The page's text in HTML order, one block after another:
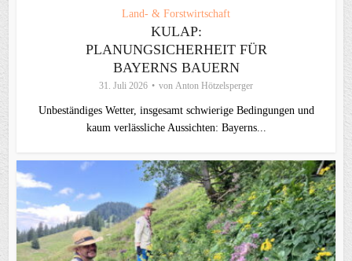
Land- & Forstwirtschaft
KULAP:
PLANUNGSICHERHEIT FÜR
BAYERNS BAUERN
31. Juli 2026 von Anton Hötzelsperger
Unbeständiges Wetter, insgesamt schwierige Bedingungen und
kaum verlässliche Aussichten: Bayerns...